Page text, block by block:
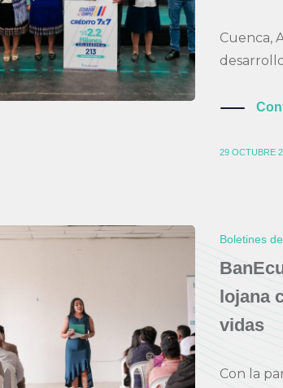
Cuenca,
29 OCTUBRE
Boletines
lojana
vidas
Con la